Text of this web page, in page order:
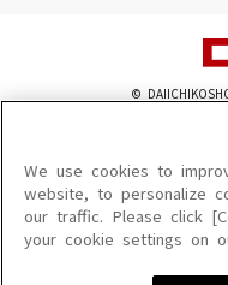
©
このサイトに掲載されている一切
を問わず、著作権法の定める範囲
を禁じます。
楽曲及びコンテンツは、機種によ
楽曲及びコンテンツの配信日、配
We use cookies to
website, to personalize
our traffic. Please click
your cookie settings on